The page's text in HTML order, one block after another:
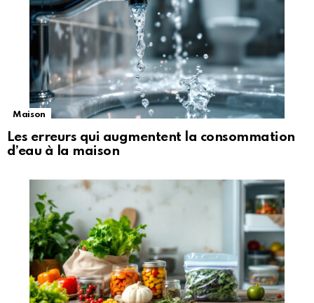
Maison
Les erreurs qui augmentent la consommation
d’eau à la maison